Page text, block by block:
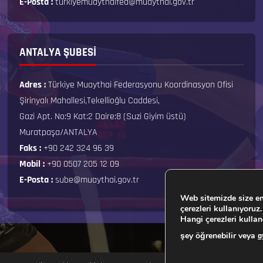
ANTALYA ŞUBESİ
Adres :Türkiye Muaythai Federasyonu Koordinasyon Ofisi
Şirinyalı Mahallesi,Tekellioğlu Caddesi,
Gazi Apt. No:9 Kat:2 Daire:8 (Suzi Giyim üstü)
Muratpaşa/ANTALYA
Faks : +90 242 324 96 39
Mobil : +90 0507 205 12 09
E-Posta :sube@muaythai.gov.tr
Web sitemizde size
çerezleri kullanıyoruz.
Hangi çerezleri
şey öğrenebilir veya